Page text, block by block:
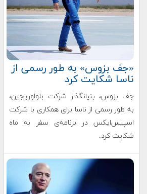
«جف بزوس» به طور رسمی از
ناسا شکایت کرد
جف بزوس، بنیانگذار شرکت بلواوریجین،
به طور رسمی از ناسا برای همکاری با شرکت
اسپیس‌ایکس در برنامه‌ی سفر به ماه
شکایت کرد.